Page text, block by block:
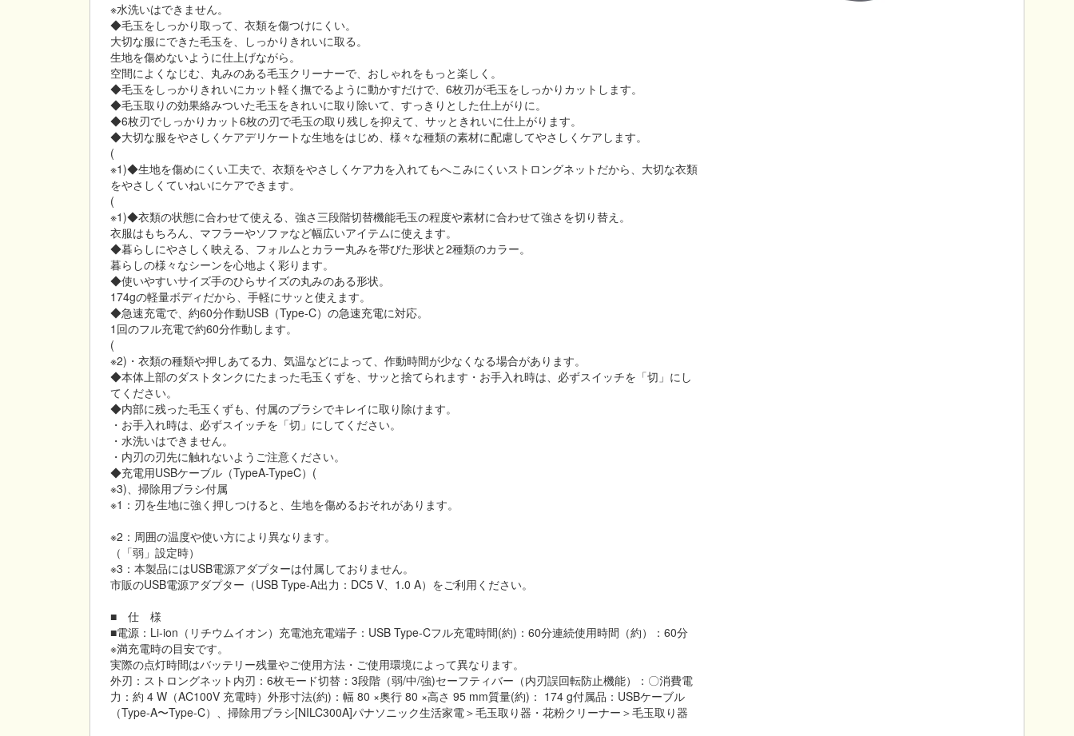
※水洗いはできません。
◆毛玉をしっかり取って、衣類を傷つけにくい。
大切な服にできた毛玉を、しっかりきれいに取る。
生地を傷めないように仕上げながら。
空間によくなじむ、丸みのある毛玉クリーナーで、おしゃれをもっと楽しく。
◆毛玉をしっかりきれいにカット軽く撫でるように動かすだけで、6枚刃が毛玉をしっかりカットします。
◆毛玉取りの効果絡みついた毛玉をきれいに取り除いて、すっきりとした仕上がりに。
◆6枚刃でしっかりカット6枚の刃で毛玉の取り残しを抑えて、サッときれいに仕上がります。
◆大切な服をやさしくケアデリケートな生地をはじめ、様々な種類の素材に配慮してやさしくケアします。
(
※1)◆生地を傷めにくい工夫で、衣類をやさしくケア力を入れてもへこみにくいストロングネットだから、大切な衣類
をやさしくていねいにケアできます。
(
※1)◆衣類の状態に合わせて使える、強さ三段階切替機能毛玉の程度や素材に合わせて強さを切り替え。
衣服はもちろん、マフラーやソファなど幅広いアイテムに使えます。
◆暮らしにやさしく映える、フォルムとカラー丸みを帯びた形状と2種類のカラー。
暮らしの様々なシーンを心地よく彩ります。
◆使いやすいサイズ手のひらサイズの丸みのある形状。
174gの軽量ボディだから、手軽にサッと使えます。
◆急速充電で、約60分作動USB（Type-C）の急速充電に対応。
1回のフル充電で約60分作動します。
(
※2)・衣類の種類や押しあてる力、気温などによって、作動時間が少なくなる場合があります。
◆本体上部のダストタンクにたまった毛玉くずを、サッと捨てられます・お手入れ時は、必ずスイッチを「切」にし
てください。
◆内部に残った毛玉くずも、付属のブラシでキレイに取り除けます。
・お手入れ時は、必ずスイッチを「切」にしてください。
・水洗いはできません。
・内刃の刃先に触れないようご注意ください。
◆充電用USBケーブル（TypeA-TypeC）(
※3)、掃除用ブラシ付属
※1：刃を生地に強く押しつけると、生地を傷めるおそれがあります。
※2：周囲の温度や使い方により異なります。
（「弱」設定時）
※3：本製品にはUSB電源アダプターは付属しておりません。
市販のUSB電源アダプター（USB Type-A出力：DC5 V、1.0 A）をご利用ください。
■ 仕 様
■電源：Li-ion（リチウムイオン）充電池充電端子：USB Type-Cフル充電時間(約)：60分連続使用時間（約）：60分
※満充電時の目安です。
実際の点灯時間はバッテリー残量やご使用方法・ご使用環境によって異なります。
外刃：ストロングネット内刃：6枚モード切替：3段階（弱/中/強)セーフティバー（内刃誤回転防止機能）：〇消費電
力：約 4 W（AC100V 充電時）外形寸法(約)：幅 80 ×奥行 80 ×高さ 95 mm質量(約)： 174 g付属品：USBケーブル
（Type-A〜Type-C）、掃除用ブラシ[NILC300A]パナソニック生活家電＞毛玉取り器・花粉クリーナー＞毛玉取り器